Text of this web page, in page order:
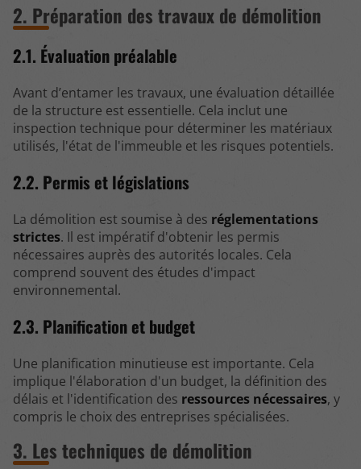
2. Préparation des travaux de démolition
2.1. Évaluation préalable
Avant d’entamer les travaux, une évaluation détaillée
de la structure est essentielle. Cela inclut une
inspection technique pour déterminer les matériaux
utilisés, l'état de l'immeuble et les risques potentiels.
2.2. Permis et législations
La démolition est soumise à des réglementations
strictes. Il est impératif d'obtenir les permis
nécessaires auprès des autorités locales. Cela
comprend souvent des études d'impact
environnemental.
2.3. Planification et budget
Une planification minutieuse est importante. Cela
implique l'élaboration d'un budget, la définition des
délais et l'identification des ressources nécessaires, y
compris le choix des entreprises spécialisées.
3. Les techniques de démolition